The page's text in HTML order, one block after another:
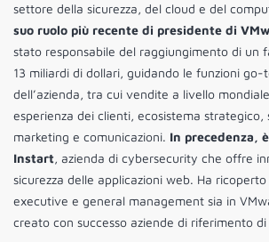
settore della sicurezza, del cloud e del
suo ruolo più recente di presidente di
stato responsabile del raggiungimento di un
13 miliardi di dollari, guidando le funzioni
dell’azienda, tra cui vendite a livello
esperienza dei clienti, ecosistema strategico,
marketing e comunicazioni. In precedenza,
Instart, azienda di cybersecurity che offre
sicurezza delle applicazioni web. Ha
executive e general management sia in
creato con successo aziende di riferimento